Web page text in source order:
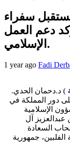
سفراء
دعم العمل
الإسلامي.
1 year ago Fadi
) د.دحمان الحدي.
دور المملكة في
الإسلامية
عبدالعزيز آل
السعادة
جمهورية